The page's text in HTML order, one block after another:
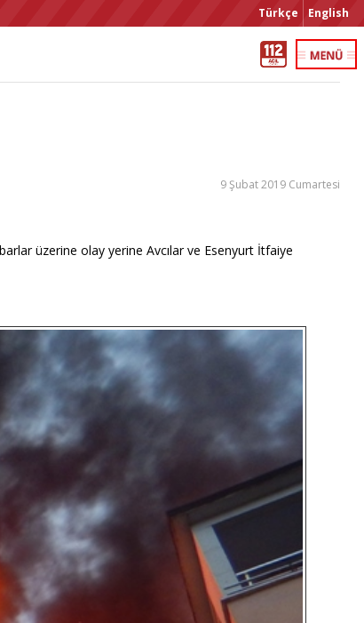
Türkçe English
9 Şubat 2019 Cumartesi
üzerine olay yerine Avcılar ve Esenyurt İtfaiye